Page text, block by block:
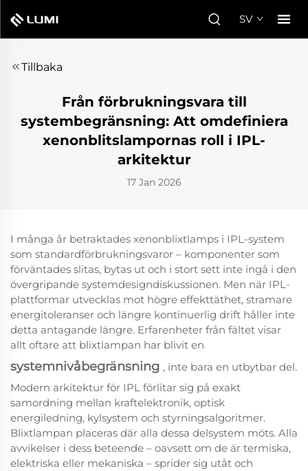
SV
Tillbaka
Från förbrukningsvara till
systembegränsning: Att omdefiniera
xenonblitslampornas roll i IPL-
arkitektur
17 Jan 2026
I många år betraktades xenonblixtlamps i IPL-system
som standardförbrukningsvaror – komponenter som
förväntades slitas, bytas ut och i stort sett inte ingå i den
övergripande systemdesigndiskussionen. Men när IPL-
plattformar utvecklas mot högre effekttäthet, stramare
energitoleranser och längre kontinuerlig drift håller inte
detta antagande längre. Erfarenheter från fältet visar
allt oftare att blixtlampan har blivit en
systemnivåbegränsning , inte bara en utbytbar del.
Modern arkitektur för IPL förlitar sig på exakt
samordning mellan kraftelektronik, optisk
energiledning, kylsystem och styrningsalgoritmer.
Blixtlampan placeras där alla dessa delsystem möts. Alla
avvikelser i dess beteende – oavsett om de är termiska,
elektriska eller mekaniska – sprider sig utåt och